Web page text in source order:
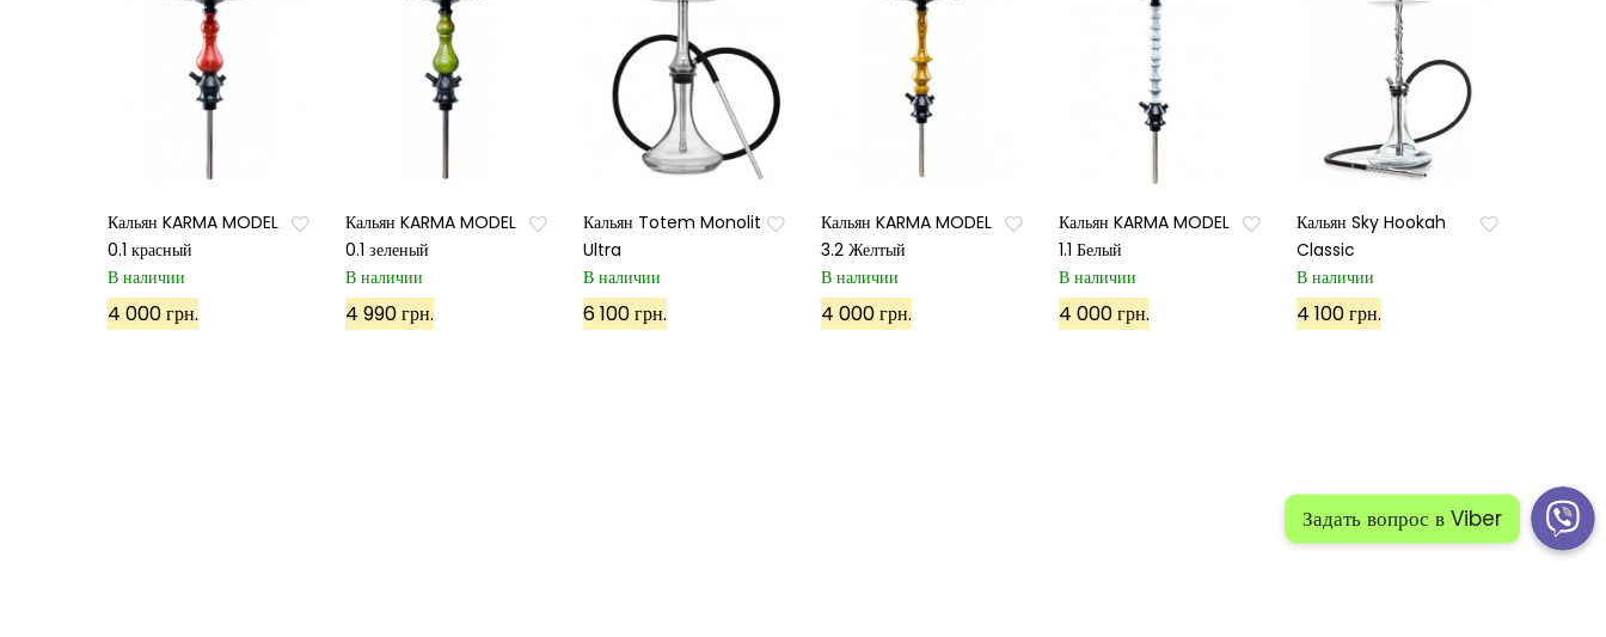
Кальян KARMA MODEL
0.1 красный
В наличии
4 000 грн.
Кальян KARMA MODEL
0.1 зеленый
В наличии
4 990 грн.
Кальян Totem Monolit
Ultra
В наличии
6 100 грн.
Кальян KARMA MODEL
3.2 Желтый
В наличии
4 000 грн.
Кальян KARMA MODEL
1.1 Белый
В наличии
4 000 грн.
Кальян Sky Hookah
Classic
В наличии
4 100 грн.
Подписаться
Задать вопрос в Viber